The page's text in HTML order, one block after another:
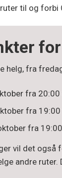
til og forbi
helg, fra
fra
fra
fra
vil det også
andre ruter.